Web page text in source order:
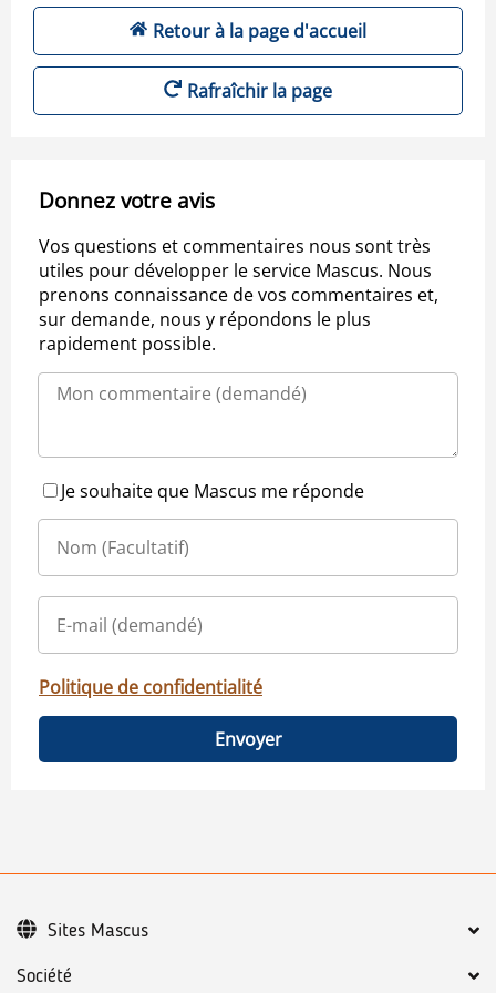
Retour à la page d'accueil
Rafraîchir la page
Donnez votre avis
Vos questions et commentaires nous sont très
utiles pour développer le service Mascus. Nous
prenons connaissance de vos commentaires et,
sur demande, nous y répondons le plus
rapidement possible.
Je souhaite que Mascus me réponde
Politique de confidentialité
Envoyer
Société
Sites Mascus